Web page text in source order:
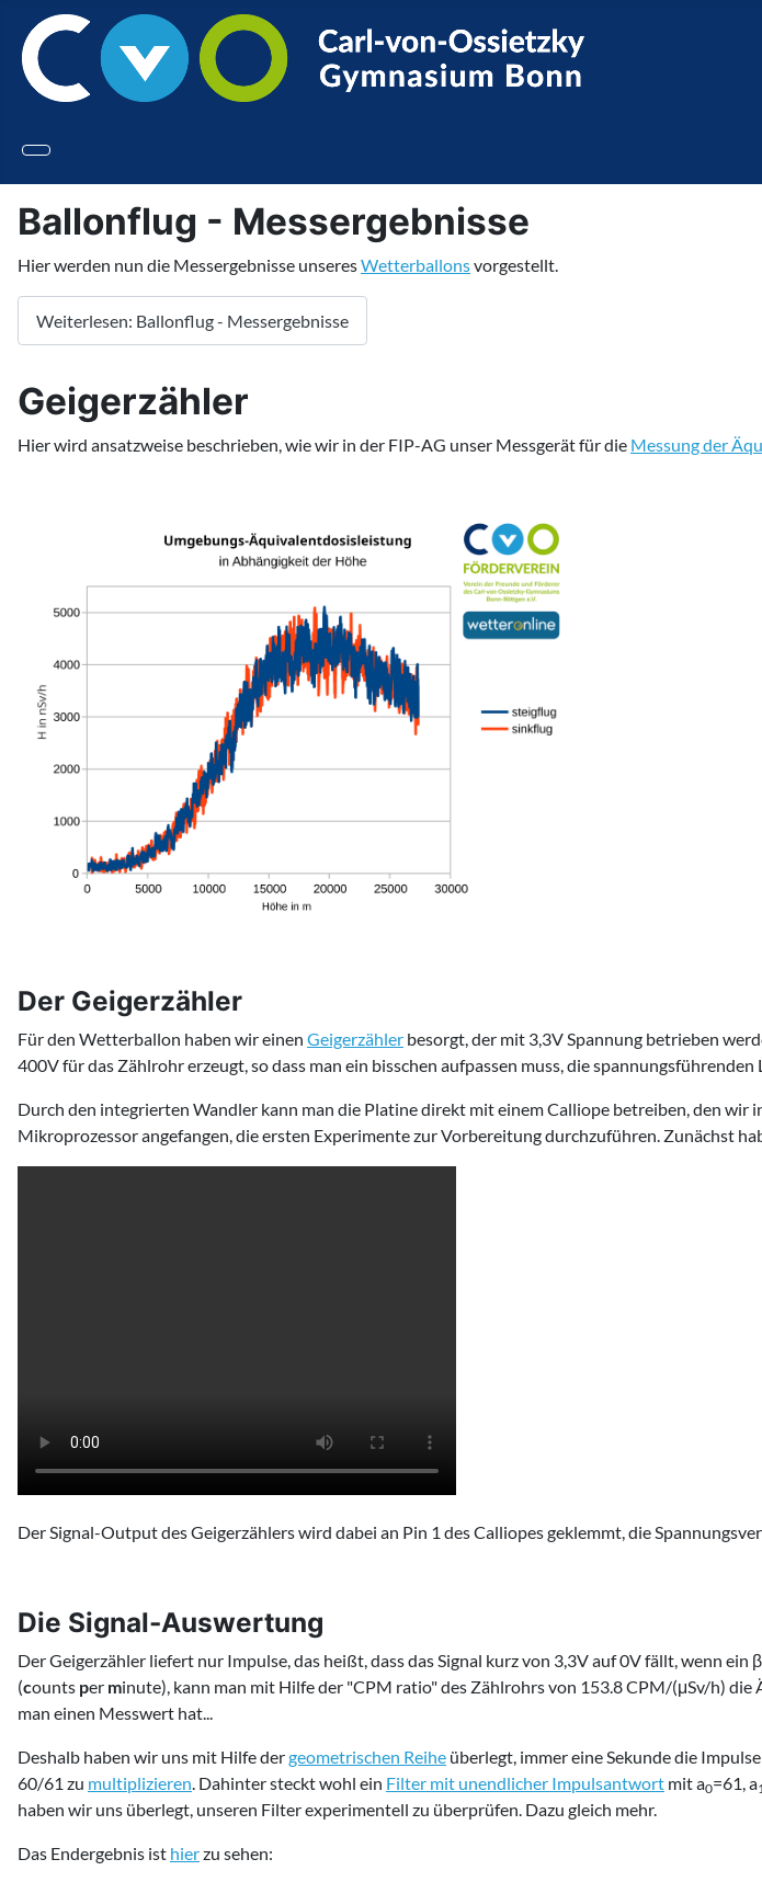
Ballonflug - Messergebnisse
Hier werden nun die Messergebnisse unseresWetterballonsvorgestellt.
Weiterlesen: Ballonflug - Messergebnisse
Geigerzähler
Hier wird ansatzweise beschrieben, wie wir in der FIP-AG unser Messgerät für die Messung der
Der Geigerzähler
Für den Wetterballon haben wir einen Geigerzähler besorgt, der mit 3,3V Spannung betrieben
400V für das Zählrohr erzeugt, so dass man ein bisschen aufpassen muss, die
Durch den integrierten Wandler kann man die Platine direkt mit einem Calliope betreiben, den wir
Mikroprozessor angefangen, die ersten Experimente zur Vorbereitung durchzuführen. Zunächst
Der Signal-Output des Geigerzählers wird dabei an Pin 1 des Calliopes geklemmt, die
Die Signal-Auswertung
Der Geigerzähler liefert nur Impulse, das heißt, dass das Signal kurz von 3,3V auf 0V fällt, wenn
(counts per minute), kann man mit Hilfe der "CPM ratio" des Zählrohrs von 153.8 CPM/(μSv/h)
man einen Messwert hat...
Deshalb haben wir uns mit Hilfe dergeometrischen Reihe überlegt, immer eine Sekunde die
60/61 zu multiplizieren. Dahinter steckt wohl ein Filter mit unendlicher Impulsantwort mit a0=61, a
haben wir uns überlegt, unseren Filter experimentell zu überprüfen. Dazu gleich mehr.
Das Endergebnis ist hierzu sehen: